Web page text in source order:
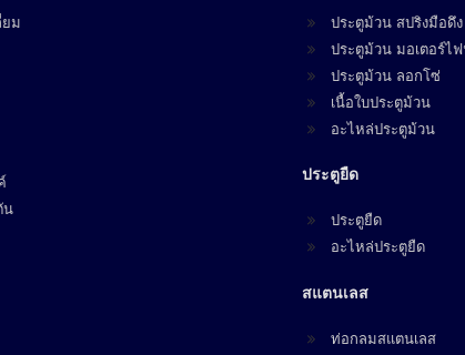
ยม
น
ประตูม้วน สปริงมือดึง
ประตูม้วน มอเตอร์ไ
ประตูม้วน ลอกโซ่
เนื้อใบประตูม้วน
อะไหล่ประตูม้วน
ประตูยืด
ประตูยืด
อะไหล่ประตูยืด
สแตนเลส
ท่อกลมสแตนเลส